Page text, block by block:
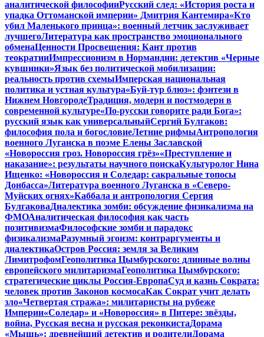
аналитической философииРусский след: «История роста и
упадка Оттоманской империи» Дмитрия Кантемира«Кто
убил Маленького принца»: военный летчик заслуживает
лучшегоЛитература как пространство эмоционального
обменаЦенности Просвещения: Кант против
теократииИмпрессионизм в Нормандии: детектив «Черные
кувшинки»Язык без политической мобилизации:
реальность против схемыИмперская национальная
политика и устная культура«Буй-тур блюз»: фэнтези в
Нижнем НовгородеТрадиция, модерн и постмодерн в
современной культуре«По-русски говорите ради Бога»:
русский язык как универсальныйСергий Булгаков:
философия пола и богословиеЛетние рифмыАнтропология
военного Луганска в поэме Елены Заславской
«Новороссия гроз. Новороссия грёз»«Преступление и
наказание»: результаты научного поискаКультуролог Нина
Ищенко: «Новороссия и Соледар: сакральные топосы
Донбасса»Литература военного Луганска в «Северо-
Муйских огнях»Каббала и антропология Сергия
БулгаковаДиалектика зомби: обсуждение физикализма на
ФМОАналитическая философия как часть
позитивизмаФилософские зомби и парадокс
физикализмаРазумный эгоизм: контраргументы и
диалектикаОстров Россия: земля за Великим
ЛимитрофомГеополитика Цымбурского: длинные волны
европейского милитаризмаГеополитика Цымбурского:
стратегические циклы Россия-ЕвропаСуд и казнь Сократа:
человек против Законов космосаКак Сократ учит делать
зло«Четвертая стража»: милитаристы на рубеже
Империи«Соледар» и «Новороссия» в Питере: звёзды,
война, Русская весна и русская реконкистаДорама
«Мышь»: древнейший детектив и родителиДорама